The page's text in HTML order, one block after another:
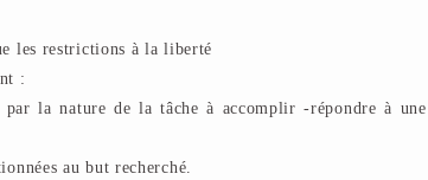
les restrictions à la liberté
:
la nature de la tâche à accomplir -répondre à une
au but recherché.